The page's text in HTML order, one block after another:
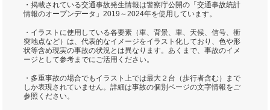
・掲載されている交通事故発生情報は警察庁公開の「交通事故統計
情報のオープンデータ」2019～2024年を使用しています。
・イラストに使用している各要素（車、背景、車、天候、信号、衝
突地点など）は、代表的なイメージをイラスト化しており、色や形
状等含め現実の事故の状況とは異なります。あくまで、事故のイメ
ージとして参考までにご活用ください。
・多重事故の場合でもイラスト上では最大２台（歩行者含む）まで
しか表現されていません。詳細は事故の個別ページの文字情報をご
参照ください。